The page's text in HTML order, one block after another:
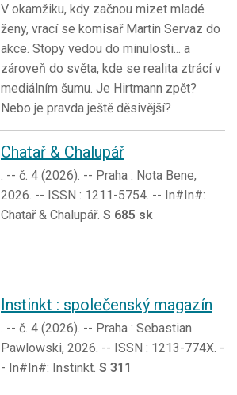
V okamžiku, kdy začnou mizet mladé
ženy, vrací se komisař Martin Servaz do
akce. Stopy vedou do minulosti... a
zároveň do světa, kde se realita ztrácí v
mediálním šumu. Je Hirtmann zpět?
Nebo je pravda ještě děsivější?
Chatař & Chalupář
. -- č. 4 (2026). -- Praha : Nota Bene,
2026. -- ISSN : 1211-5754. -- In#In#:
Chatař & Chalupář. S 685 sk
Instinkt : společenský magazín
. -- č. 4 (2026). -- Praha : Sebastian
Pawlowski, 2026. -- ISSN : 1213-774X. -
- In#In#: Instinkt. S 311